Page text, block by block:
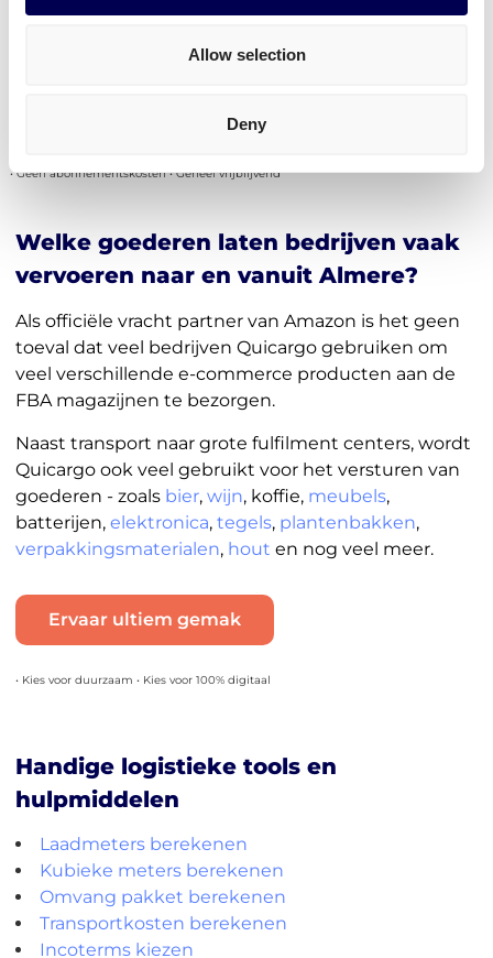
Allow selection
Deny
Zalandoen transport naar andere Nederlandse
• Geen abonnementskosten • Geheel vrijblijvend
Welke goederen laten bedrijven vaak
vervoeren naar en vanuit Almere?
Als officiële vracht partner van Amazon is het geen
toeval dat veel bedrijven Quicargo gebruiken om
veel verschillende e-commerce producten aan de
FBA magazijnen te bezorgen.
Naast transport naar grote fulfilment centers, wordt
Quicargo ook veel gebruikt voor het versturen van
goederen - zoals bier, wijn, koffie, meubels,
batterijen, elektronica, tegels, plantenbakken,
verpakkingsmaterialen, hout en nog veel meer.
Ervaar ultiem gemak
• Kies voor duurzaam • Kies voor 100% digitaal
Handige logistieke tools en
hulpmiddelen
Laadmeters berekenen
Kubieke meters berekenen
Omvang pakket berekenen
Transportkosten berekenen
Incoterms kiezen